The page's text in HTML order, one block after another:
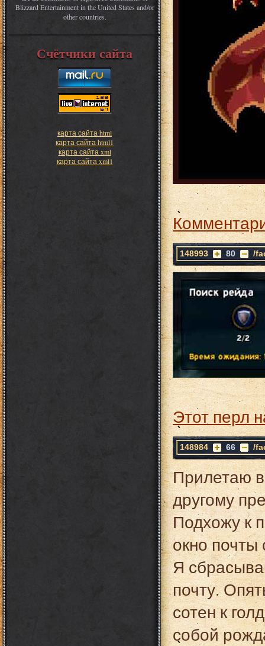
Blizzard Entertainment in the United States and/or
other countries.
Счётчики сайта
карта сайта html
карта сайта html1
карта сайта xml
карта сайта xml1
148993 80 /
Этот перл
148984 66 /
Прилетаю в
другому
Подхожу к
окно почты
Я
почту.
сотен к
собой